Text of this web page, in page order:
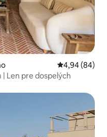
Priemerné
4,94 (84)
Len pre dospelých